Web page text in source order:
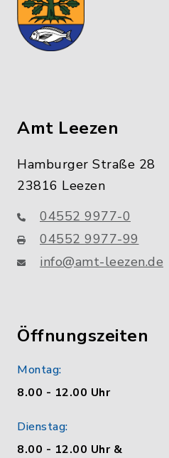
Amt Leezen
Hamburger Straße 28
23816 Leezen
04552 9977-0
04552 9977-99
info@amt-leezen.de
Öffnungszeiten
Montag:
8.00 - 12.00 Uhr
Dienstag:
8.00 - 12.00 Uhr &